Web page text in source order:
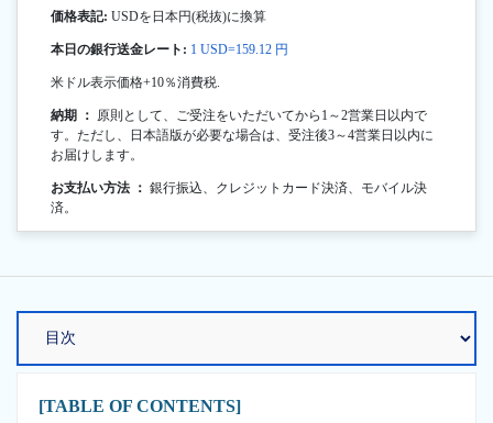
価格表記: USDを日本円(税抜)に換算
本日の銀行送金レート: 1 USD=159.12 円
米ドル表示価格+10％消費税.
納期 ： 原則として、ご受注をいただいてから1～2営業日以内で
す。ただし、日本語版が必要な場合は、受注後3～4営業日以内に
お届けします。
お支払い方法 ： 銀行振込、クレジットカード決済、モバイル決
済。
[TABLE OF CONTENTS]